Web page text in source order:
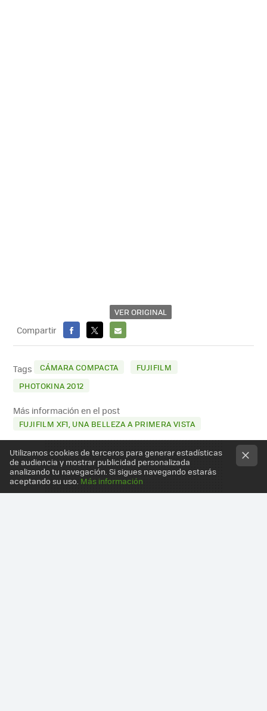
VER ORIGINAL
Compartir
FACEBOOK
X
E-
MAIL
Tags CÁMARA COMPACTA
FUJIFILM
PHOTOKINA 2012
Más información en el post
FUJIFILM XF1, UNA BELLEZA A PRIMERA VISTA
Utilizamos cookies de terceros para generar estadísticas
de audiencia y mostrar publicidad personalizada
analizando tu navegación. Si sigues navegando estarás
aceptando su uso. Más información